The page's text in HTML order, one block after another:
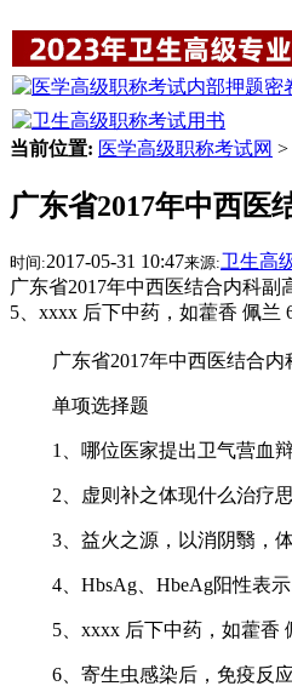
当前位置: 医学高级职称考试网 >
广东省2017年中西医
时间:2017-05-31 10:47来源:卫生高
广东省2017年中西医结合内科
5、xxxx 后下中药，如藿香 佩
广东省2017年中西医结
单项选择题
1、哪位医家提出卫气营血
2、虚则补之体现什么治疗
3、益火之源，以消阴翳，
4、HbsAg、HbeAg阳性表示
5、xxxx 后下中药，如藿香
6、寄生虫感染后，免疫反应